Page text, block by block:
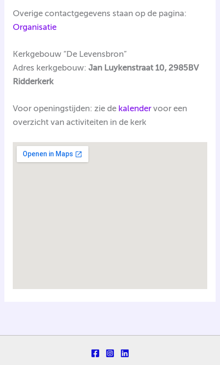
Overige contactgegevens staan op de pagina:
Organisatie
Kerkgebouw “De Levensbron”
Adres kerkgebouw:Jan Luykenstraat 10, 2985BV
Ridderkerk
Voor openingstijden: zie de kalender voor een
overzicht van activiteiten in de kerk